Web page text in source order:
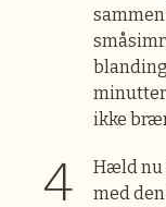
ikke
Hæld nu
med